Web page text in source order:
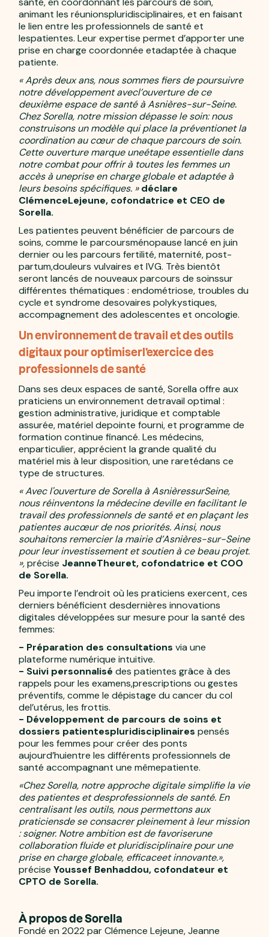
animant les réunionspluridisciplinaires, et en faisant
le lien entre les professionnels de santé et
lespatientes. Leur expertise permet d’apporter une
prise en charge coordonnée etadaptée à chaque
patiente.
« Après deux ans, nous sommes fiers de poursuivre
notre développement avecl’ouverture de ce
deuxième espace de santé à Asnières-­sur­-Seine.
Chez Sorella, notre mission dépasse le soin: nous
construisons un modèle qui place la préventionet la
coordination au cœur de chaque parcours de soin.
Cette ouverture marque uneétape essentielle dans
notre combat pour offrir à toutes les femmes un
accès à uneprise en charge globale et adaptée à
leurs besoins spécifiques. »déclare
ClémenceLejeune, cofondatrice et CEO de
Sorella.
Les patientes peuvent bénéficier de parcours de
soins, comme le parcoursménopause lancé en juin
dernier ou les parcours fertilité, maternité, post­
partum,douleurs vulvaires et IVG. Très bientôt
seront lancés de nouveaux parcours de soinssur
différentes thématiques : endométriose, troubles du
cycle et syndrome desovaires polykystiques,
accompagnement des adolescentes et oncologie.
Un environnement de travail et des outils
digitaux pour optimiserl’exercice des
professionnels de santé
Dans ses deux espaces de santé, Sorella offre aux
praticiens un environnement detravail optimal :
gestion administrative, juridique et comptable
assurée, matériel depointe fourni, et programme de
formation continue financé. Les médecins,
enparticulier, apprécient la grande qualité du
matériel mis à leur disposition, une raretédans ce
type de structures.
« Avec l'ouverture de Sorella à Asnières­sur­Seine,
nous réinventons la médecine deville en facilitant le
travail des professionnels de santé et en plaçant les
patientes aucœur de nos priorités. Ainsi, nous
souhaitons remercier la mairie d’Asnières­-sur­-Seine
pour leur investissement et soutien à ce beau projet.
»,précise JeanneTheuret, cofondatrice et COO
de Sorella.
Peu importe l’endroit où les praticiens exercent, ces
derniers bénéficient desdernières innovations
digitales développées sur mesure pour la santé des
femmes:
- Préparation des consultationsvia une
plateforme numérique intuitive.
- Suivi personnalisédes patientes grâce à des
rappels pour les examens,prescriptions ou gestes
préventifs, comme le dépistage du cancer du col
del’utérus, les frottis.
- Développement de parcours de soins et
dossiers patientespluridisciplinairespensés
pour les femmes pour créer des ponts
aujourd’huientre les différents professionnels de
santé accompagnant une mêmepatiente.
«Chez Sorella, notre approche digitale simplifie la vie
des patientes et desprofessionnels de santé. En
centralisant les outils, nous permettons aux
praticiensde se consacrer pleinement à leur mission
: soigner. Notre ambition est de favoriserune
collaboration fluide et pluridisciplinaire pour une
prise en charge globale, efficaceet innovante.»,
préciseYoussef Benhaddou, cofondateur et
CPTO de Sorella.
À propos de Sorella
Fondé en 2022 par Clémence Lejeune, Jeanne